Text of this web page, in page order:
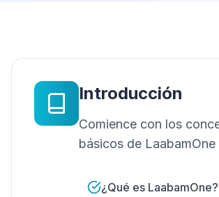
Introducción
Comience con los
básicos de LaabamOne
¿Qué es LaabamOne?